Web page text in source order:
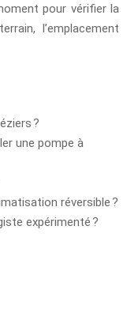
pour vérifier la
l’emplacement
?
une pompe à
réversible ?
expérimenté ?